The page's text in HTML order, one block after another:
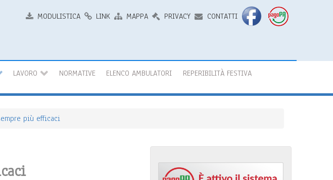
MODULISTICA LINK MAPPA PRIVACY CONTATTI
LAVORO NORMATIVE ELENCO AMBULATORI REPERIBILITÀ FESTIVA
più efficaci